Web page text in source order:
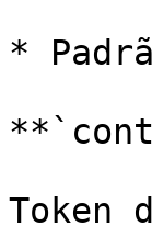
*
Token